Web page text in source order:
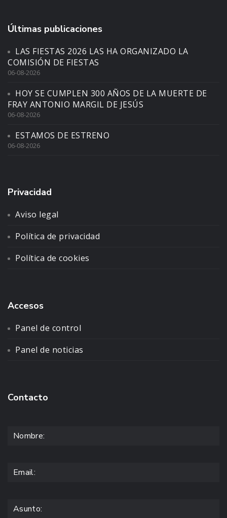
Últimas publicaciones
LAS FIESTAS 2026 LAS HA ORGANIZADO LA
COMISIÓN DE FIESTAS
06-08-2026
HOY SE CUMPLEN 300 AÑOS DE LA MUERTE DE
FRAY ANTONIO MARGIL DE JESÚS
06-08-2026
ESTAMOS DE ESTRENO
06-08-2026
Privacidad
Aviso legal
Política de privacidad
Política de cookies
Accesos
Panel de control
Panel de noticias
Contacto